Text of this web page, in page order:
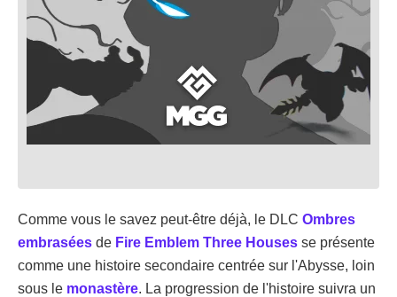
Comme vous le savez peut-être déjà, le DLC Ombres
embrasées de Fire Emblem Three Houses se présente
comme une histoire secondaire centrée sur l'Abysse, loin
sous le monastère. La progression de l'histoire suivra un